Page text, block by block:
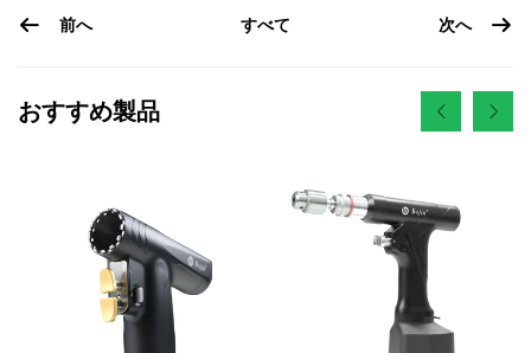
前へ すべて 次へ
おすすめ製品